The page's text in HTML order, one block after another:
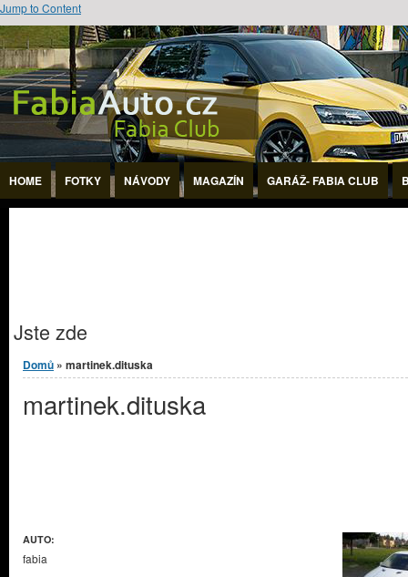
Jump to Content
HOME FOTKY NÁVODY MAGAZÍN GARÁŽ- FABIA CLUB
Jste zde
Domů » martinek.dituska
martinek.dituska
AUTO:
fabia